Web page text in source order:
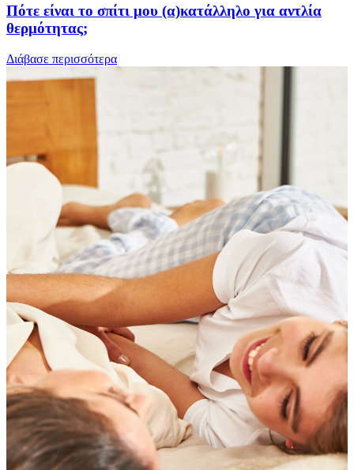
Πότε είναι το σπίτι μου (α)κατάλληλο για αντλία
θερμότητας;
Διάβασε περισσότερα